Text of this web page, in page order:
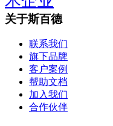
关于斯百德
联系我们
旗下品牌
客户案例
帮助文档
加入我们
合作伙伴